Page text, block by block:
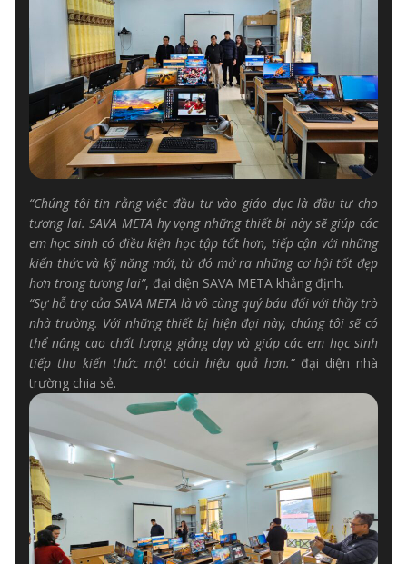
“Chúng tôi tin rằng việc đầu tư vào giáo dục là đầu tư cho
tương lai. SAVA META hy vọng những thiết bị này sẽ giúp các
em học sinh có điều kiện học tập tốt hơn, tiếp cận với những
kiến thức và kỹ năng mới, từ đó mở ra những cơ hội tốt đẹp
hơn trong tương lai”, đại diện SAVA META khẳng định.
“Sự hỗ trợ của SAVA META là vô cùng quý báu đối với thầy trò
nhà trường. Với những thiết bị hiện đại này, chúng tôi sẽ có
thể nâng cao chất lượng giảng dạy và giúp các em học sinh
tiếp thu kiến thức một cách hiệu quả hơn.” đại diện nhà
trường chia sẻ.